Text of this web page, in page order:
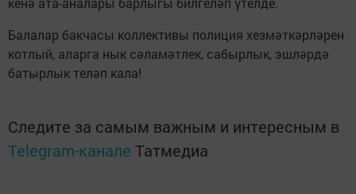
Балалар бакчасы коллективы полиция хезмәткәрләрен
котлый, аларга нык сәламәтлек, сабырлык, эшләрдә
батырлык теләп кала!
Следите за самым важным и интересным в
Telegram-канале Татмедиа